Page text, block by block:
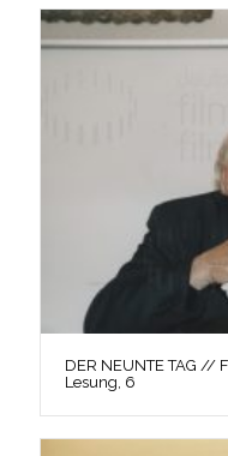
DER NEUNTE TAG //
Lesung, 6